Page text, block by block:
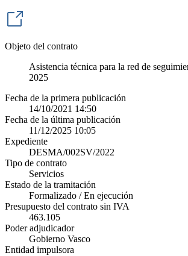
Objeto del contrato
Asistencia técnica para la red de
2025
Fecha de la primera publicación
14/10/2021 14:50
Fecha de la última publicación
11/12/2025 10:05
Expediente
DESMA/002SV/2022
Tipo de contrato
Servicios
Estado de la tramitación
Formalizado / En ejecución
Presupuesto del contrato sin IVA
463.105
Poder adjudicador
Gobierno Vasco
Entidad impulsora